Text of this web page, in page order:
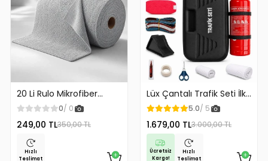
20 Li Rulo Mikrofiber
Temizlik Bezi 25x25 cm
Çok Amaçlı Kopart Kullan
Kaliteli
0/ 0
249,00 TL350,00 TL
Hızlı
Teslimat
Lüx Çantalı Trafik Seti İlk
Yardım Seti 1 Kg Yangın
Söndürme Tüplü Tüvtürk
Uyumlu
5.0/ 5
1.679,00 TL3.000,00 TL
Ücretsiz
Kargo!
Hızlı
Teslimat